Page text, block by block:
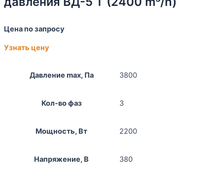
Цена по запросу
Узнать цену
Давление max, Па 3800
Кол-во фаз 3
Мощность, Вт 2200
Напряжение, В 380